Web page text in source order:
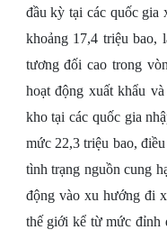
đầu kỳ tại các quốc gia
khoảng 17,4 triệu
tương đối cao trong
hoạt động xuất khẩu
kho tại các quốc gia
mức 22,3 triệu bao,
tình trạng nguồn cung
động vào xu hướng đi
thế giới kể từ mức đỉnh